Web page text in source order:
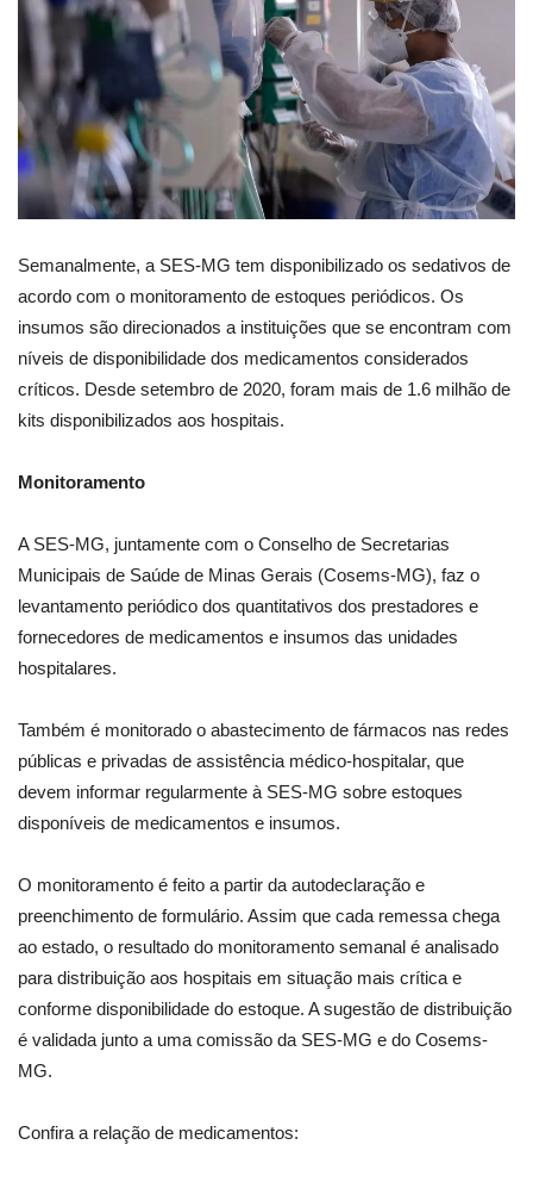
Semanalmente, a SES-MG tem disponibilizado os sedativos de
acordo com o monitoramento de estoques periódicos. Os
insumos são direcionados a instituições que se encontram com
níveis de disponibilidade dos medicamentos considerados
críticos. Desde setembro de 2020, foram mais de 1.6 milhão de
kits disponibilizados aos hospitais.
Monitoramento
A SES-MG, juntamente com o Conselho de Secretarias
Municipais de Saúde de Minas Gerais (Cosems-MG), faz o
levantamento periódico dos quantitativos dos prestadores e
fornecedores de medicamentos e insumos das unidades
hospitalares.
Também é monitorado o abastecimento de fármacos nas redes
públicas e privadas de assistência médico-hospitalar, que
devem informar regularmente à SES-MG sobre estoques
disponíveis de medicamentos e insumos.
O monitoramento é feito a partir da autodeclaração e
preenchimento de formulário. Assim que cada remessa chega
ao estado, o resultado do monitoramento semanal é analisado
para distribuição aos hospitais em situação mais crítica e
conforme disponibilidade do estoque. A sugestão de distribuição
é validada junto a uma comissão da SES-MG e do Cosems-
MG.
Confira a relação de medicamentos: